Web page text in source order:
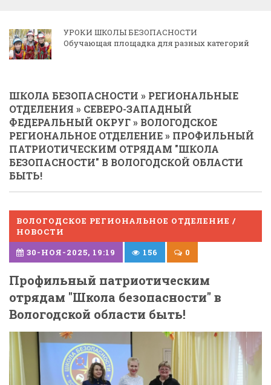
БЕЗОПАСНОСТИ
для разных категорий
ШКОЛА БЕЗОПАСНОСТИ » РЕГИОНАЛЬНЫЕ
ОТДЕЛЕНИЯ » СЕВЕРО-ЗАПАДНЫЙ
ФЕДЕРАЛЬНЫЙ ОКРУГ» ВОЛОГОДСКОЕ
РЕГИОНАЛЬНОЕ ОТДЕЛЕНИЕ» ПРОФИЛЬНЫЙ
ПАТРИОТИЧЕСКИМ ОТРЯДАМ "ШКОЛА
БЕЗОПАСНОСТИ" В ВОЛОГОДСКОЙ ОБЛАСТИ
БЫТЬ!
ВОЛОГОДСКОЕ РЕГИОНАЛЬНОЕ ОТДЕЛЕНИЕ /
НОВОСТИ
30-НОЯ-2025, 19:19
156 0
Профильный патриотическим
отрядам "Школа безопасности" в
Вологодской области быть!